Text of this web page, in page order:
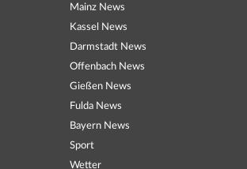
Mainz News
Kassel News
Darmstadt News
Offenbach News
Gießen News
Fulda News
Bayern News
Sport
Wetter